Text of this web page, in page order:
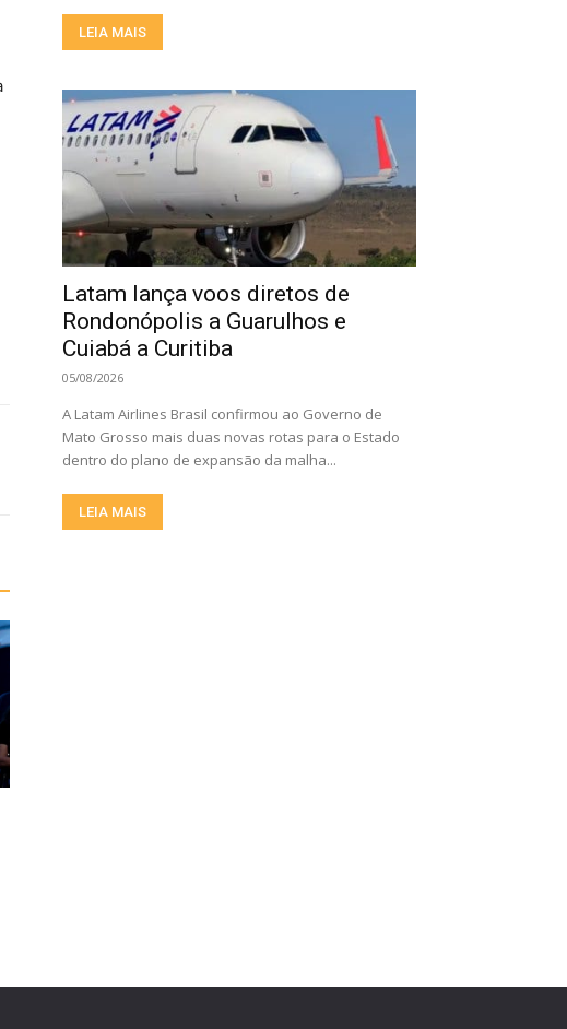
LEIA MAIS
Latam lança voos diretos de
Rondonópolis a Guarulhos e
Cuiabá a Curitiba
05/08/2026
A Latam Airlines Brasil confirmou ao Governo de
Mato Grosso mais duas novas rotas para o Estado
dentro do plano de expansão da malha...
LEIA MAIS